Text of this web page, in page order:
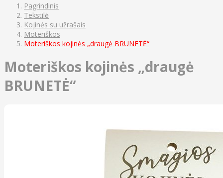
Pagrindinis
Tekstilė
Kojinės su užrašais
Moteriškos
Moteriškos kojinės „draugė BRUNETĖ“
Moteriškos kojinės „draugė
BRUNETĖ“